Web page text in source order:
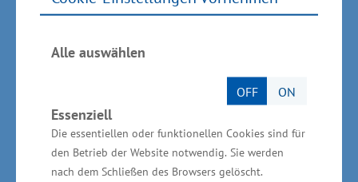
Alle auswählen
OFF ON
Essenziell
Die essentiellen oder funktionellen Cookies sind für
den Betrieb der Website notwendig. Sie werden
nach dem Schließen des Browsers gelöscht.
Die Gesamtinvestitionen des Unternehmens
betragen mehr als 4,1 Millionen Euro. Das
Wirtschaftsministerium unterstützt das
Vorhaben aus Mitteln der
Gemeinschaftsaufgabe „Verbesserung der